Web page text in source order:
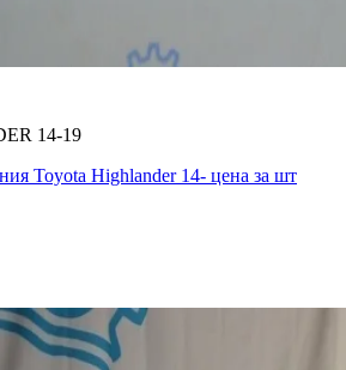
14-19
Toyota Highlander 14- цена за шт